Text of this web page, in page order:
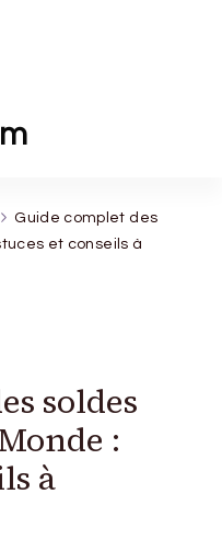
Guide complet des
et conseils à
soldes
:
à